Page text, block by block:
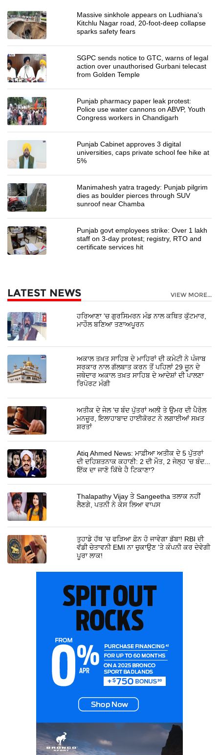
Massive sinkhole appears on Ludhiana's
Kitchlu Nagar road, 20-foot-deep collapse
sparks safety fears
SGPC sends notice to GTC, warns of legal
action over unauthorised Gurbani telecast
from Golden Temple
Punjab pharmacy paper leak protest:
Police use water cannons on ABVP, Youth
Congress workers in Chandigarh
Punjab Cabinet approves 3 digital
universities, caps private school fee hike at
5%
Manimahesh yatra tragedy: Punjab pilgrim
dies as boulder pierces through SUV
sunroof near Chamba
Punjab govt employees strike: Over 1 lakh
staff on 3-day protest; registry, RTO and
certificate services hit
LATEST NEWS VIEW MORE...
ਹਰਿਆਣਾ 'ਚ ਗੁਰਸਿਮਰਨ ਮੰਡ ਨਾਲ ਕਥਿਤ ਕੁੱਟਮਾਰ,
ਮਾਹੌਲ ਬਣਿਆ ਤਣਾਅਪੂਰਨ
ਅਕਾਲ ਤਖ਼ਤ ਸਾਹਿਬ ਦੇ ਮਾਹਿਰਾਂ ਦੀ ਕਮੇਟੀ ਨੇ ਪੰਜਾਬ
ਸਰਕਾਰ ਨਾਲ ਗੱਲਬਾਤ ਕਰਨ ਤੋਂ ਪਹਿਲਾਂ 29 ਜੂਨ ਦੇ
ਜਥੇਦਾਰ ਅਕਾਲ ਤਖ਼ਤ ਸਾਹਿਬ ਦੇ ਆਦੇਸ਼ਾਂ ਦੀ ਪਾਲਣਾ
ਰਿਪੋਰਟ ਮੰਗੀ
ਅਤੀਕ ਦੇ ਜੇਲ 'ਚ ਬੰਦ ਪੁੱਤਰਾਂ ਅਲੀ ਤੇ ਉਮਰ ਦੀ ਪੈਰੋਲ
ਮਨਜ਼ੂਰ, ਇਲਾਹਾਬਾਦ ਹਾਈਕੋਰਟ ਨੇ ਲਗਾਈਆਂ ਸਖ਼ਤ
ਸ਼ਰਤਾਂ
Atiq Ahmed News: ਮਾਫ਼ੀਆ ਅਤੀਕ ਦੇ 5 ਪੁੱਤਰਾਂ
ਦੀ ਦਹਿਸ਼ਤਨਾਕ ਕਹਾਣੀ: 2 ਦੀ ਮੌਤ, 2 ਜੇਲ੍ਹ 'ਚ ਬੰਦ...
ਇੱਕ ਦਾ ਜਾਣੋ ਕਿੱਥੇ ਹੈ ਟਿਕਾਣਾ?
Thalapathy Vijay ਤੇ Sangeetha ਤਲਾਕ ਨਹੀਂ
ਲੈਣਗੇ, ਪਤਨੀ ਨੇ ਕੇਸ ਲਿਆ ਵਾਪਸ
ਤੁਹਾਡੇ ਹੱਥ 'ਚ ਫੜਿਆ ਫ਼ੋਨ ਹੋ ਜਾਵੇਗਾ ਡੱਬਾ! RBI ਦੀ
ਵੱਡੀ ਚੇਤਾਵਨੀ EMI ਨਾ ਚੁਕਾਉਣ 'ਤੇ ਕੰਪਨੀ ਕਰ ਦੇਵੇਗੀ
ਪੂਰਾ ਲਾਕ!